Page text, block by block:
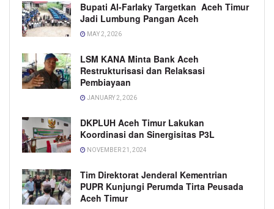
Bupati Al-Farlaky Targetkan Aceh Timur
Jadi Lumbung Pangan Aceh
MAY 2, 2026
LSM KANA Minta Bank Aceh
Restrukturisasi dan Relaksasi
Pembiayaan
JANUARY 2, 2026
DKPLUH Aceh Timur Lakukan
Koordinasi dan Sinergisitas P3L
NOVEMBER 21, 2024
Tim Direktorat Jenderal Kementrian
PUPR Kunjungi Perumda Tirta Peusada
Aceh Timur